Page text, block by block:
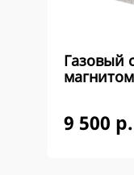
Газовый
магнитом
9 500 р.